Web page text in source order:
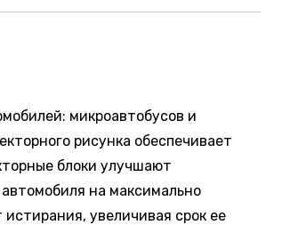
микроавтобусов и
рисунка обеспечивает
блоки улучшают
на максимально
увеличивая срок ее